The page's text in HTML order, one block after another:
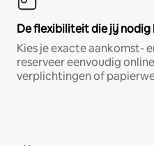
De flexibiliteit die jij nodig
Kies je exacte aankomst-
reserveer eenvoudig
verplichtingen of